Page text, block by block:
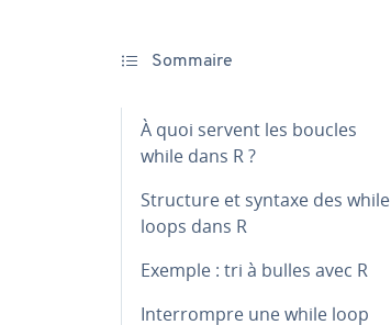
Sommaire
À quoi servent les boucles
while dans R ?
Structure et syntaxe des while
loops dans R
Exemple : tri à bulles avec R
In­ter­rompre une while loop